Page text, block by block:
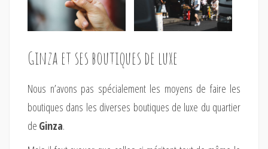
Ginza et ses boutiques de luxe
Nous n’avons pas spécialement les moyens de faire les
boutiques dans les diverses boutiques de luxe du quartier
de Ginza.